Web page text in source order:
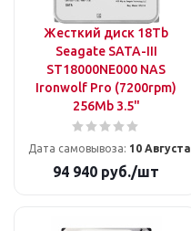
Жесткий диск 18Tb
Seagate SATA-III
ST18000NE000 NAS
Ironwolf Pro (7200rpm)
256Mb 3.5"
Дата самовывоза: 10 Августа
94 940 руб./шт